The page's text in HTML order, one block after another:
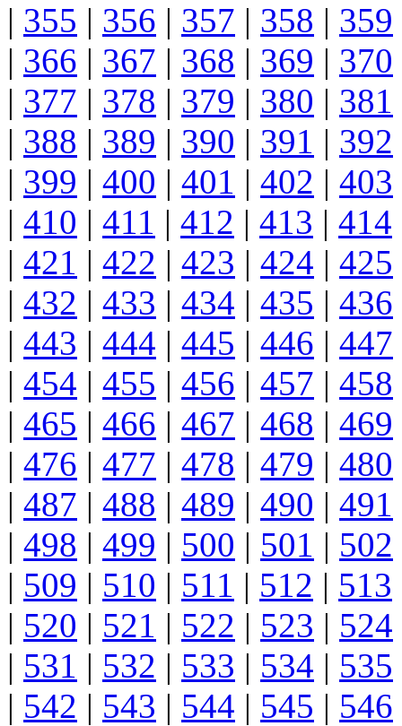
| 355 | 356 | 357 | 358 | 359
| 366 | 367 | 368 | 369 | 370
| 377 | 378 | 379 | 380 | 381
| 388 | 389 | 390 | 391 | 392
| 399 | 400 | 401 | 402 | 403
| 410 | 411 | 412 | 413 | 414
| 421 | 422 | 423 | 424 | 425
| 432 | 433 | 434 | 435 | 436
| 443 | 444 | 445 | 446 | 447
| 454 | 455 | 456 | 457 | 458
| 465 | 466 | 467 | 468 | 469
| 476 | 477 | 478 | 479 | 480
| 487 | 488 | 489 | 490 | 491
| 498 | 499 | 500 | 501 | 502
| 509 | 510 | 511 | 512 | 513
| 520 | 521 | 522 | 523 | 524
| 531 | 532 | 533 | 534 | 535
| 542 | 543 | 544 | 545 | 546